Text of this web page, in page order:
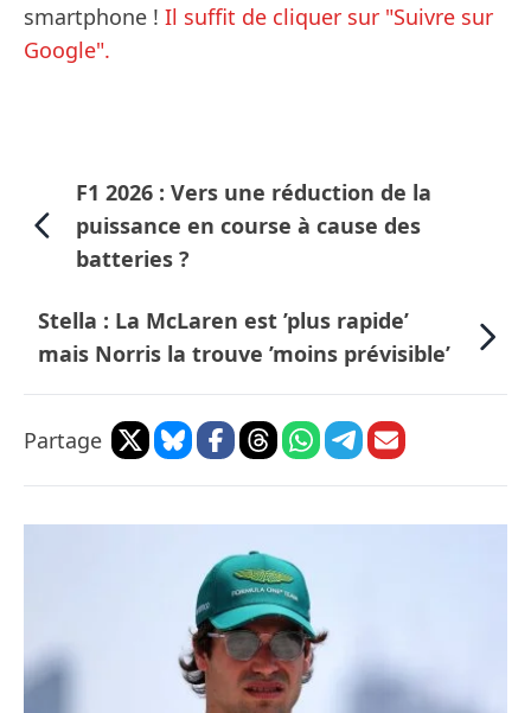
smartphone ! Il suffit de cliquer sur "Suivre sur
Google".
F1 2026 : Vers une réduction de la
puissance en course à cause des
batteries ?
Stella : La McLaren est ’plus rapide’
mais Norris la trouve ’moins prévisible’
Partage